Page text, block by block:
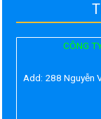
CÔNG
Add: 288 Nguyễn